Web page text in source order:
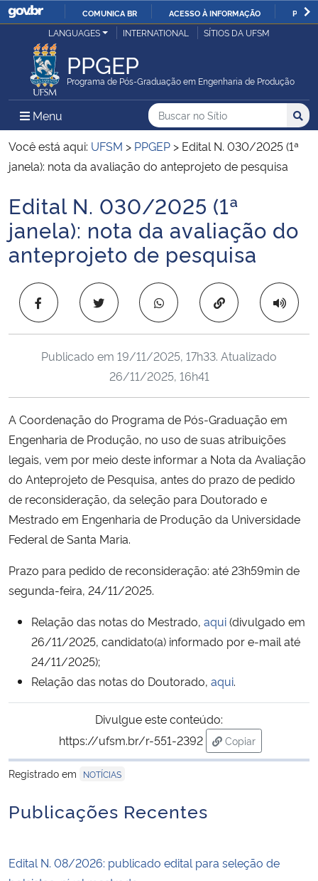
IR
COMUNICA BR ACESSO À INFORMAÇÃO
Ministério da Justiça e Segurança Pública
Ministério da Defesa
Ministério das Relações Exteriores
Ministério da Infraestrutura
Ministério da Agricultura, Pecuária e Abastecimento
Ministério da Educação
Ministério da Ciência, Tecnologia, Inovações e Comunicações
Ministério do Meio Ambiente
Ministério do Turismo
Controladoria-Geral da União
Ministério da Mulher, da Família e dos Direitos Humanos
Secretaria-Geral
Gabinete de Segurança Institucional
Advocacia-Geral da União
Banco Central do Brasil
Planalto
LANGUAGES INTERNATIONAL SÍTIOS DA UFSM
PPGEP
Programa de Pós-Graduação em Engenharia de Produção
Menu Menu Principal do Sítio
Busca
Buscar no no Sítio
Busca:
Você está aqui: UFSM > PPGEP > Edital N. 030/2025 (1ª
janela): nota da avaliação do anteprojeto de pesquisa
Início do conteúdo
Edital N. 030/2025 (1ª
janela): nota da avaliação do
anteprojeto de pesquisa
Copiar para área
Publicado em 19/11/2025, 17h33. Atualizado
26/11/2025, 16h41
A Coordenação do Programa de Pós-Graduação em
Engenharia de Produção, no uso de suas atribuições
legais, vem por meio deste informar a Nota da Avaliação
do Anteprojeto de Pesquisa, antes do prazo de pedido
de reconsideração, da seleção para Doutorado e
Mestrado em Engenharia de Produção da Universidade
Federal de Santa Maria.
Prazo para pedido de reconsideração: até 23h59min de
segunda-feira, 24/11/2025.
Relação das notas do Mestrado, aqui(divulgado em
26/11/2025, candidato(a) informado por e-mail até
24/11/2025);
Relação das notas do Doutorado, aqui.
Divulgue este conteúdo:
https://ufsm.br/r-551-2392
Copiar
para área de
Registrado em
NOTÍCIAS
Publicações Recentes
Edital N. 08/2026: publicado edital para seleção de